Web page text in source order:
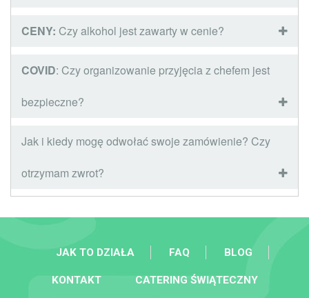
CENY: Czy alkohol jest zawarty w cenie?
COVID: Czy organizowanie przyjęcia z chefem jest
bezpieczne?
Jak i kiedy mogę odwołać swoje zamówienie? Czy
otrzymam zwrot?
JAK TO DZIAŁA FAQ BLOG
KONTAKT CATERING ŚWIĄTECZNY